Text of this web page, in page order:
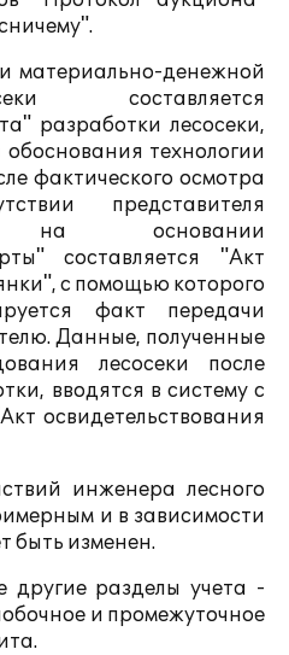
материально-денежной
составляется
разработки лесосеки,
технологии
фактического осмотра
представителя
на основании
составляется "Акт
с помощью которого
факт передачи
Данные, полученные
лесосеки после
вводятся в систему с
освидетельствования
инженера лесного
и в зависимости
быть изменен.
другие разделы учета -
и промежуточное